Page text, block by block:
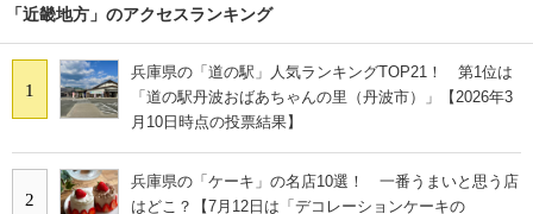
「近畿地方」のアクセスランキング
1
兵庫県の「道の駅」人気ランキングTOP21！ 第1位は
「道の駅丹波おばあちゃんの里（丹波市）」【2026年3
月10日時点の投票結果】
2
兵庫県の「ケーキ」の名店10選！ 一番うまいと思う店
はどこ？【7月12日は「デコレーションケーキの